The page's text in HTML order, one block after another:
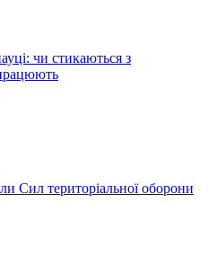
чи стикаються з
Сил територіальної оборони